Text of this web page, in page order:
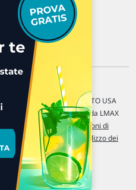
s.r.l.
di 15 min. / MERCATO USA
Quotazioni fornite da LMAX
delle nostre Condizioni di
sulla privacye dell' Utilizzo dei